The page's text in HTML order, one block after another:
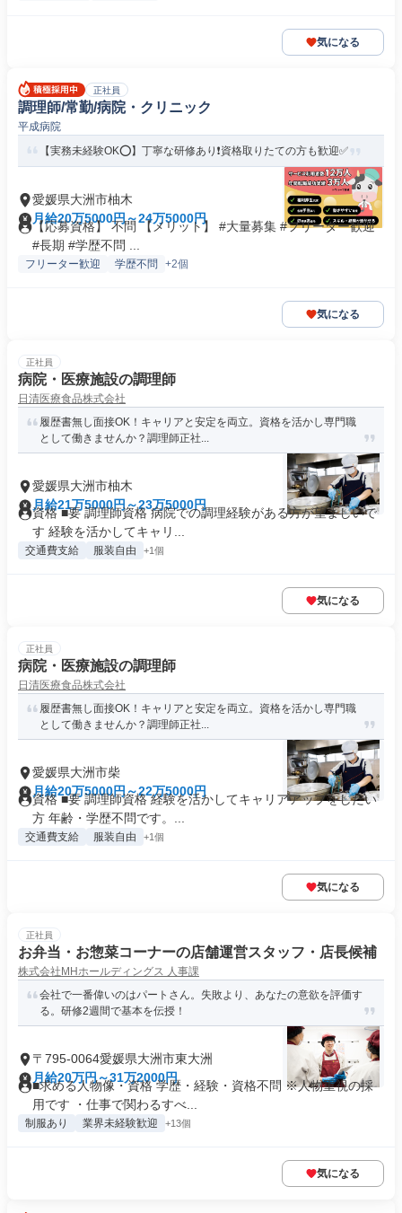
気になる
正社員
調理師/常勤/病院・クリニック
平成病院
【実務未経験OK⭕️】丁寧な研修あり❗️資格取りたての方も歓迎✅️
愛媛県大洲市柚木
月給20万5000円～24万5000円
【応募資格】 不問 【メリット】 #大量募集 #フリーター歓迎
#長期 #学歴不問 ...
フリーター歓迎 学歴不問 +2個
気になる
正社員
病院・医療施設の調理師
日清医療食品株式会社
履歴書無し面接OK！キャリアと安定を両立。資格を活かし専門職
として働きませんか？調理師正社...
愛媛県大洲市柚木
月給21万5000円～23万5000円
資格 ■要 調理師資格 病院での調理経験がある方が望ましいで
す 経験を活かしてキャリ...
交通費支給 服装自由 +1個
気になる
正社員
病院・医療施設の調理師
日清医療食品株式会社
履歴書無し面接OK！キャリアと安定を両立。資格を活かし専門職
として働きませんか？調理師正社...
愛媛県大洲市柴
月給20万5000円～22万5000円
資格 ■要 調理師資格 経験を活かしてキャリアアップをしたい
方 年齢・学歴不問です。...
交通費支給 服装自由 +1個
気になる
正社員
お弁当・お惣菜コーナーの店舗運営スタッフ・店長候補
株式会社MHホールディングス 人事課
会社で一番偉いのはパートさん。失敗より、あなたの意欲を評価す
る。研修2週間で基本を伝授！
〒795-0064愛媛県大洲市東大洲
月給20万円～31万2000円
■求める人物像・資格 学歴・経験・資格不問 ※人物重視の採
用です ・仕事で関わるすべ...
制服あり 業界未経験歓迎 +13個
気になる